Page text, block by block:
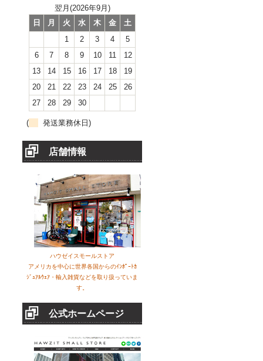
翌月(2026年9月)
日
月 火 水 木 金
土
1
2 3 4
5
6
7 8 9 10 11
12
13
14 15 16 17 18
19
20
21 22 23 24 25
26
27
28 29 30
( 発送業務休日)
店舗情報
ハウゼイスモールストア
アメリカを中心に世界各国からのｲﾝﾎﾟｰﾄｶ
ｼﾞｭｱﾙｳｪｱ・輸入雑貨などを取り扱っていま
す。
公式ホームページ